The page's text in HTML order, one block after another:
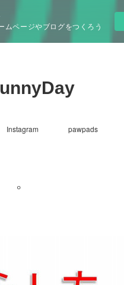
ムページやブログをつくろう
Instagram pawpads
゜